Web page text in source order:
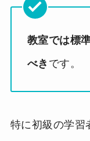
教室では標
べき です。
特に初級の学習